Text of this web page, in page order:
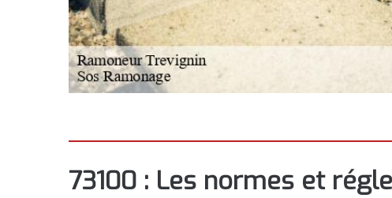
73100 : Les normes et